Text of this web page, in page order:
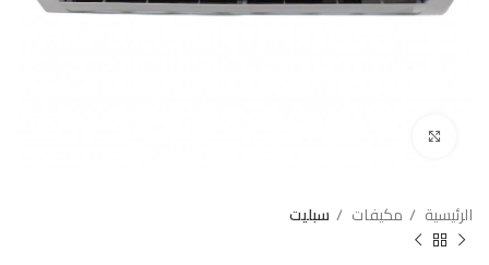
الرئيسية مكيفات سبليت